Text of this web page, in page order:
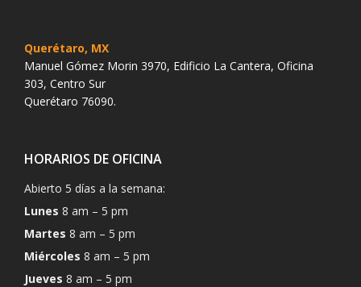
Querétaro, MX
Manuel Gómez Morin 3970, Edificio La Cantera, Oficina
303, Centro Sur
Querétaro 76090.
HORARIOS DE OFICINA
Abierto 5 días a la semana:
Lunes 8 am – 5 pm
Martes 8 am – 5 pm
Miércoles 8 am – 5 pm
Jueves 8 am – 5 pm